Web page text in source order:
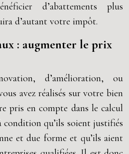
d’abattements plus
d’autant votre impôt.
: augmenter le prix
d’amélioration, ou
avez réalisés sur votre bien
pris en compte dans le calcul
condition qu’ils soient justifiés
et due forme et qu’ils aient